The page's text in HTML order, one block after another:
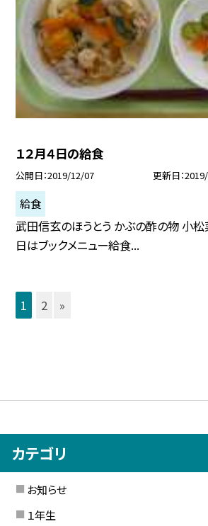
１２月４日の給食
公開日 2019/12/07 更新日
給食
武田信玄のほうとう かぶの酢の物 小
日はブックメニュー給食...
1 2 »
カテゴリ
お知らせ
１年生